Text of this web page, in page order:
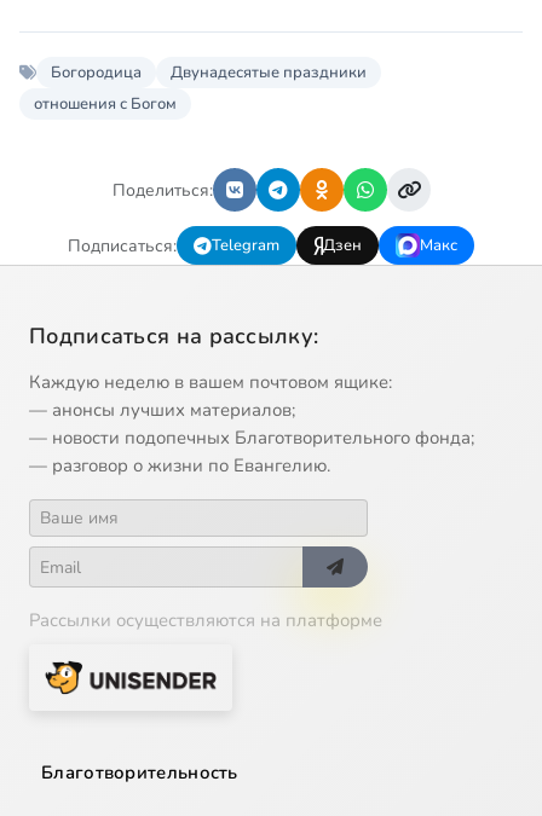
Богородица
Двунадесятые праздники
отношения с Богом
Поделиться:
Подписаться: Telegram Дзен Макс
Подписаться на рассылку:
Каждую неделю в вашем почтовом ящике:
— анонсы лучших материалов;
— новости подопечных Благотворительного фонда;
— разговор о жизни по Евангелию.
Рассылки осуществляются на платформе
Благотворительность